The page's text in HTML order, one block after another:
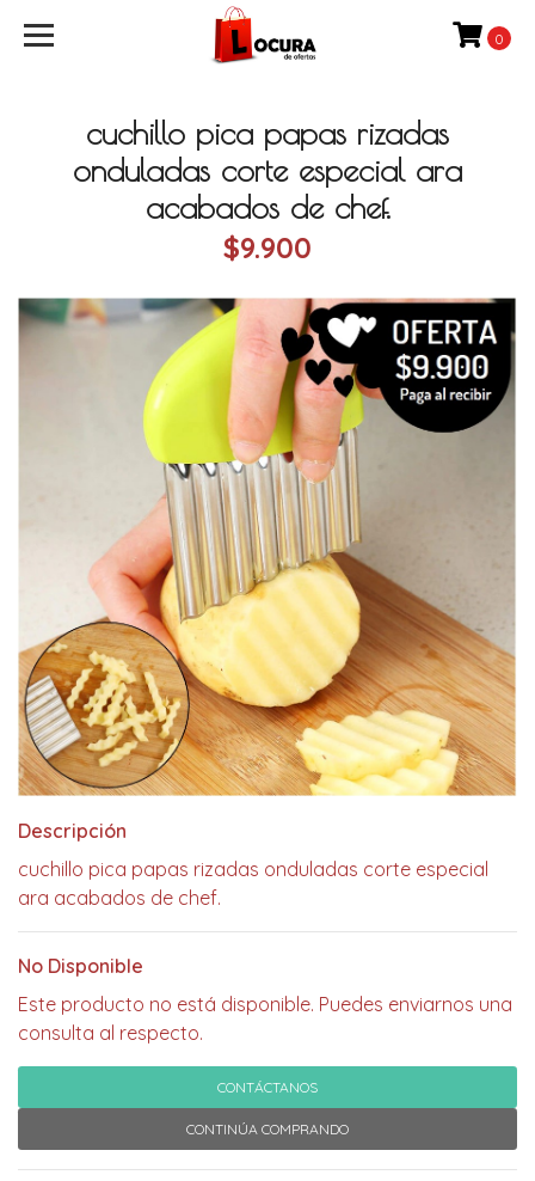
0
cuchillo pica papas rizadas
onduladas corte especial ara
acabados de chef.
$9.900
Descripción
cuchillo pica papas rizadas onduladas corte especial
ara acabados de chef.
No Disponible
Este producto no está disponible. Puedes enviarnos una
consulta al respecto.
CONTÁCTANOS
CONTINÚA COMPRANDO